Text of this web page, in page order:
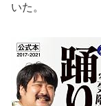
いた。